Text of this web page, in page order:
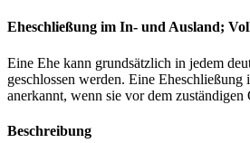
Eheschließung im In- und Ausland;
Eine Ehe kann grundsätzlich in jedem
geschlossen werden. Eine
anerkannt, wenn sie vor dem zuständigen
Beschreibung